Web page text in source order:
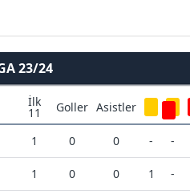
23/24
İlk
11 Goller Asistler
1 0 0 - -
1 0 0 1 -